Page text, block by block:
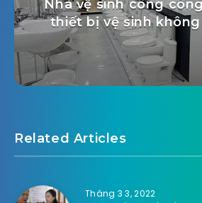
Nhà vệ sinh công
thiết bị vệ sinh
Related Articles
Tháng 3 3, 2022